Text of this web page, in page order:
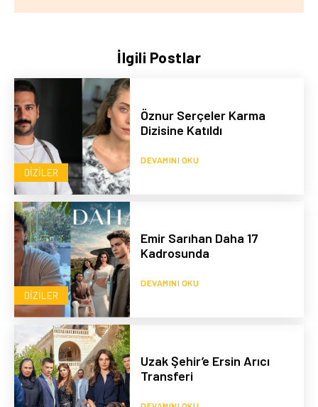
İlgili Postlar
DIZILER
Öznur Serçeler Karma
Dizisine Katıldı
DEVAMINI OKU
DIZILER
Emir Sarıhan Daha 17
Kadrosunda
DEVAMINI OKU
Uzak Şehir’e Ersin Arıcı
Transferi